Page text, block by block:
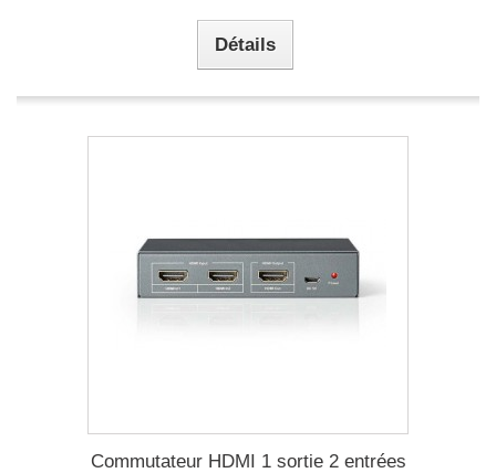
Détails
Commutateur HDMI 1 sortie 2 entrées